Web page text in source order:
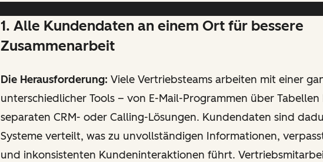
1. Alle Kundendaten an einem Ort für bessere
Zusammenarbeit
Die Herausforderung: Viele Vertriebsteams arbeiten mit einer
unterschiedlicher Tools – von E-Mail-Programmen über Tabellen
separaten CRM- oder Calling-Lösungen. Kundendaten sind
Systeme verteilt, was zu unvollständigen Informationen,
und inkonsistenten Kundeninteraktionen führt.